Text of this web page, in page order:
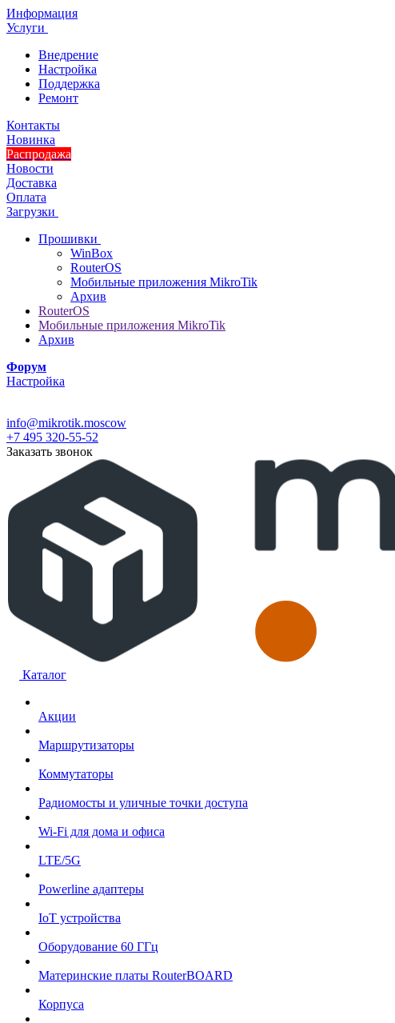
Информация
Услуги
Внедрение
Настройка
Поддержка
Ремонт
Контакты
Новинка
Распродажа
Новости
Доставка
Оплата
Загрузки
Прошивки
WinBox
RouterOS
Мобильные приложения MikroTik
Архив
RouterOS
Мобильные приложения MikroTik
Архив
Форум
Настройка
info@mikrotik.moscow
+7 495 320-55-52
Заказать звонок
Каталог
Акции
Маршрутизаторы
Коммутаторы
Радиомосты и уличные точки доступа
Wi-Fi для дома и офиса
LTE/5G
Powerline адаптеры
IoT устройства
Оборудование 60 ГГц
Материнские платы RouterBOARD
Корпуса